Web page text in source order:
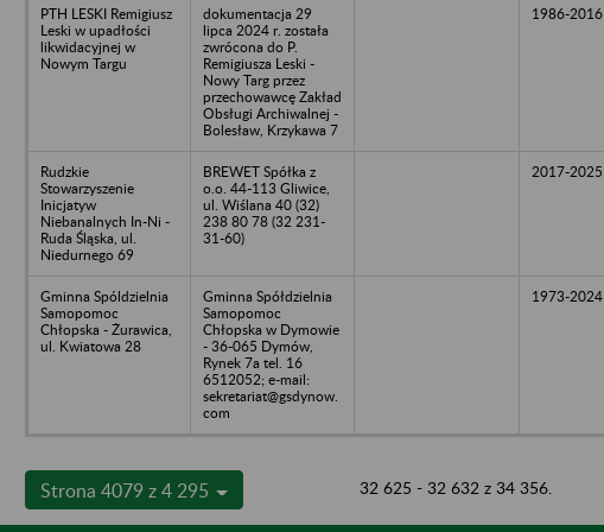
PTH LESKI Remigiusz
Leski w upadłości
likwidacyjnej w
Nowym Targu
dokumentacja 29
lipca 2024 r. została
zwrócona do P.
Remigiusza Leski -
Nowy Targ przez
przechowawcę Zakład
Obsługi Archiwalnej -
Bolesław, Krzykawa 7
1986-2016
Rudzkie
Stowarzyszenie
Inicjatyw
Niebanalnych In-Ni -
Ruda Śląska, ul.
Niedurnego 69
BREWET Spółka z
o.o. 44-113 Gliwice,
ul. Wiślana 40 (32)
238 80 78 (32 231-
31-60)
2017-2025
Gminna Spóldzielnia
Samopomoc
Chłopska - Żurawica,
ul. Kwiatowa 28
Gminna Spółdzielnia
Samopomoc
Chłopska w Dymowie
- 36-065 Dymów,
Rynek 7a tel. 16
6512052; e-mail:
sekretariat@gsdynow.
com
1973-2024
Strona 4079 z 4 295 32 625 - 32 632 z 34 356.